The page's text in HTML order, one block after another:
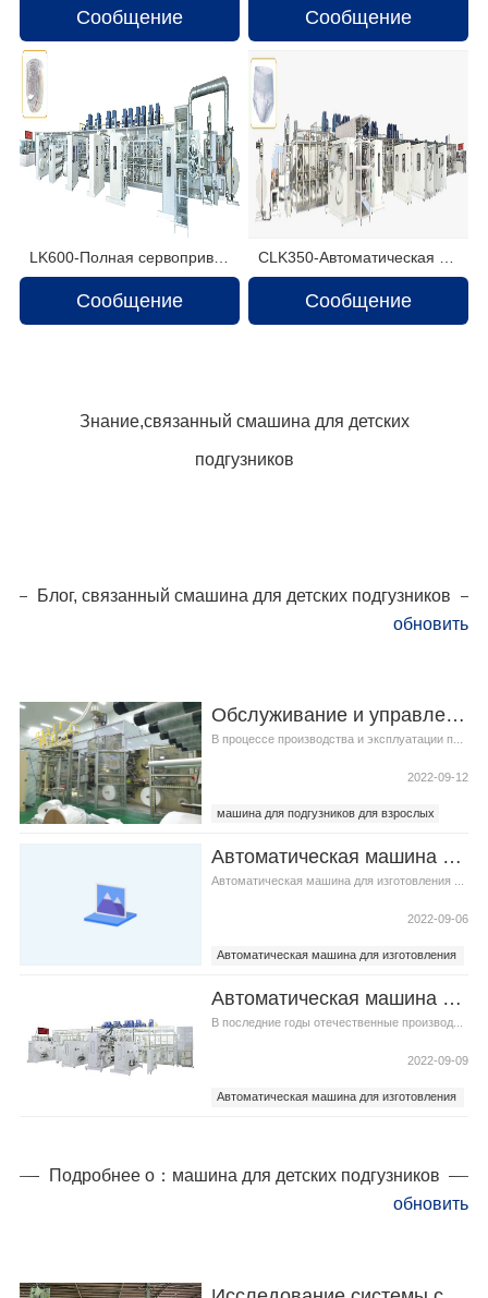
Сообщение Сообщение
LK600-Полная сервоприводная машина для производства детских подгузников
Сообщение Сообщение
Знание,связанный смашина для детских
подгузников
Блог, связанный смашина для детских подгузников
обновить
Обслуживание и управление машина для подгузников для взрослых
В процессе производства и эксплуатации п...
2022-09-12
машина для подгузников для взрослых
взрослых
Автоматическая машина для изготовления детских подгузников Трудности установки
Автоматическая машина для изготовления ...
2022-09-06
Автоматическая машина для изготовления
Самая лучшая машина для изготовления Автоматическая машина для изготовления детских подгузников состояние и значение автоматизации
В последние годы отечественные производ...
2022-09-09
Автоматическая машина для изготовления
Подробнее о：машина для детских подгузников
обновить